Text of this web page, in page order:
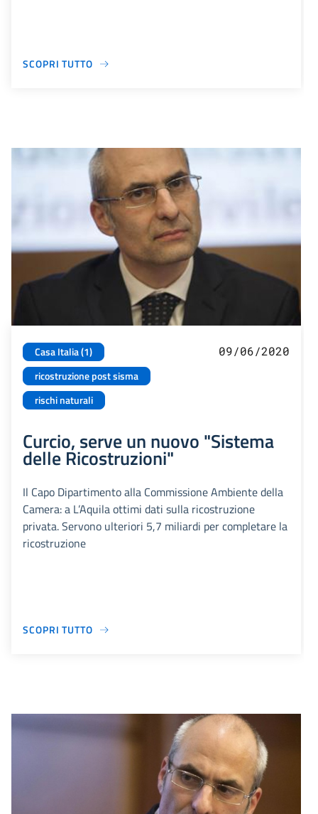
SCOPRI TUTTO
Casa Italia (1)
ricostruzione post sisma
rischi naturali
09/06/2020
Curcio, serve un nuovo "Sistema
delle Ricostruzioni"
Il Capo Dipartimento alla Commissione Ambiente della
Camera: a L’Aquila ottimi dati sulla ricostruzione
privata. Servono ulteriori 5,7 miliardi per completare la
ricostruzione
SCOPRI TUTTO